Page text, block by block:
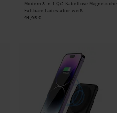
Modern 3-in-1 Qi2 Kabellose Magnetische
Faltbare Ladestation weiß
44,95 €